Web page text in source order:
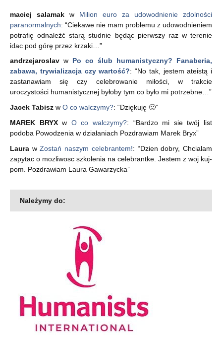
maciej salamak w Milion euro za udowodnienie zdolności
paranormalnych: “Ciekawe nie mam problemu z udowodnieniem
potrafię odnaleźć starą studnie będąc pierwszy raz w terenie
idac pod górę przez krzaki… ”
andrzejaroslav w Po co ślub humanistyczny? Fanaberia,
zabawa, trywializacja czy wartość?: “No tak, jestem ateistą i
zastanawiam się czy celebrowanie miłości, w trakcie
uroczystości humanistycznej byłoby tym co było mi potrzebne…”
Jacek Tabisz w O co walczymy?: “Dziękuję 🙂”
MAREK BRYXw O co walczymy?: “Bardzo mi sie twój list
podoba Powodzenia w działaniach Pozdrawiam Marek Bryx”
Laura wZostań naszym celebrantem!: “Dzien dobry, Chcialam
zapytac o mozliwosc szkolenia na celebrantke. Jestem z woj kuj-
pom. Pozdrawiam Laura Gawarzycka”
Należymy do: